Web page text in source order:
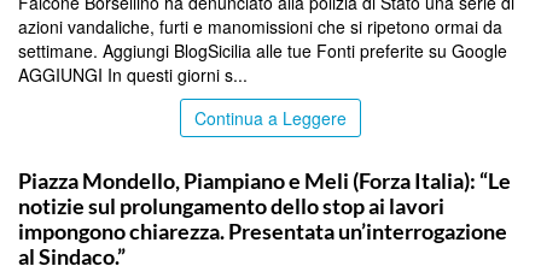
azioni vandaliche, furti e manomissioni che si ripetono ormai da
settimane. Aggiungi BlogSicilia alle tue Fonti preferite su Google
AGGIUNGI In questi giorni s...
Continua a Leggere
Piazza Mondello, Piampiano e Meli (Forza Italia): “Le
notizie sul prolungamento dello stop ai lavori
impongono chiarezza. Presentata un’interrogazione
al Sindaco.”